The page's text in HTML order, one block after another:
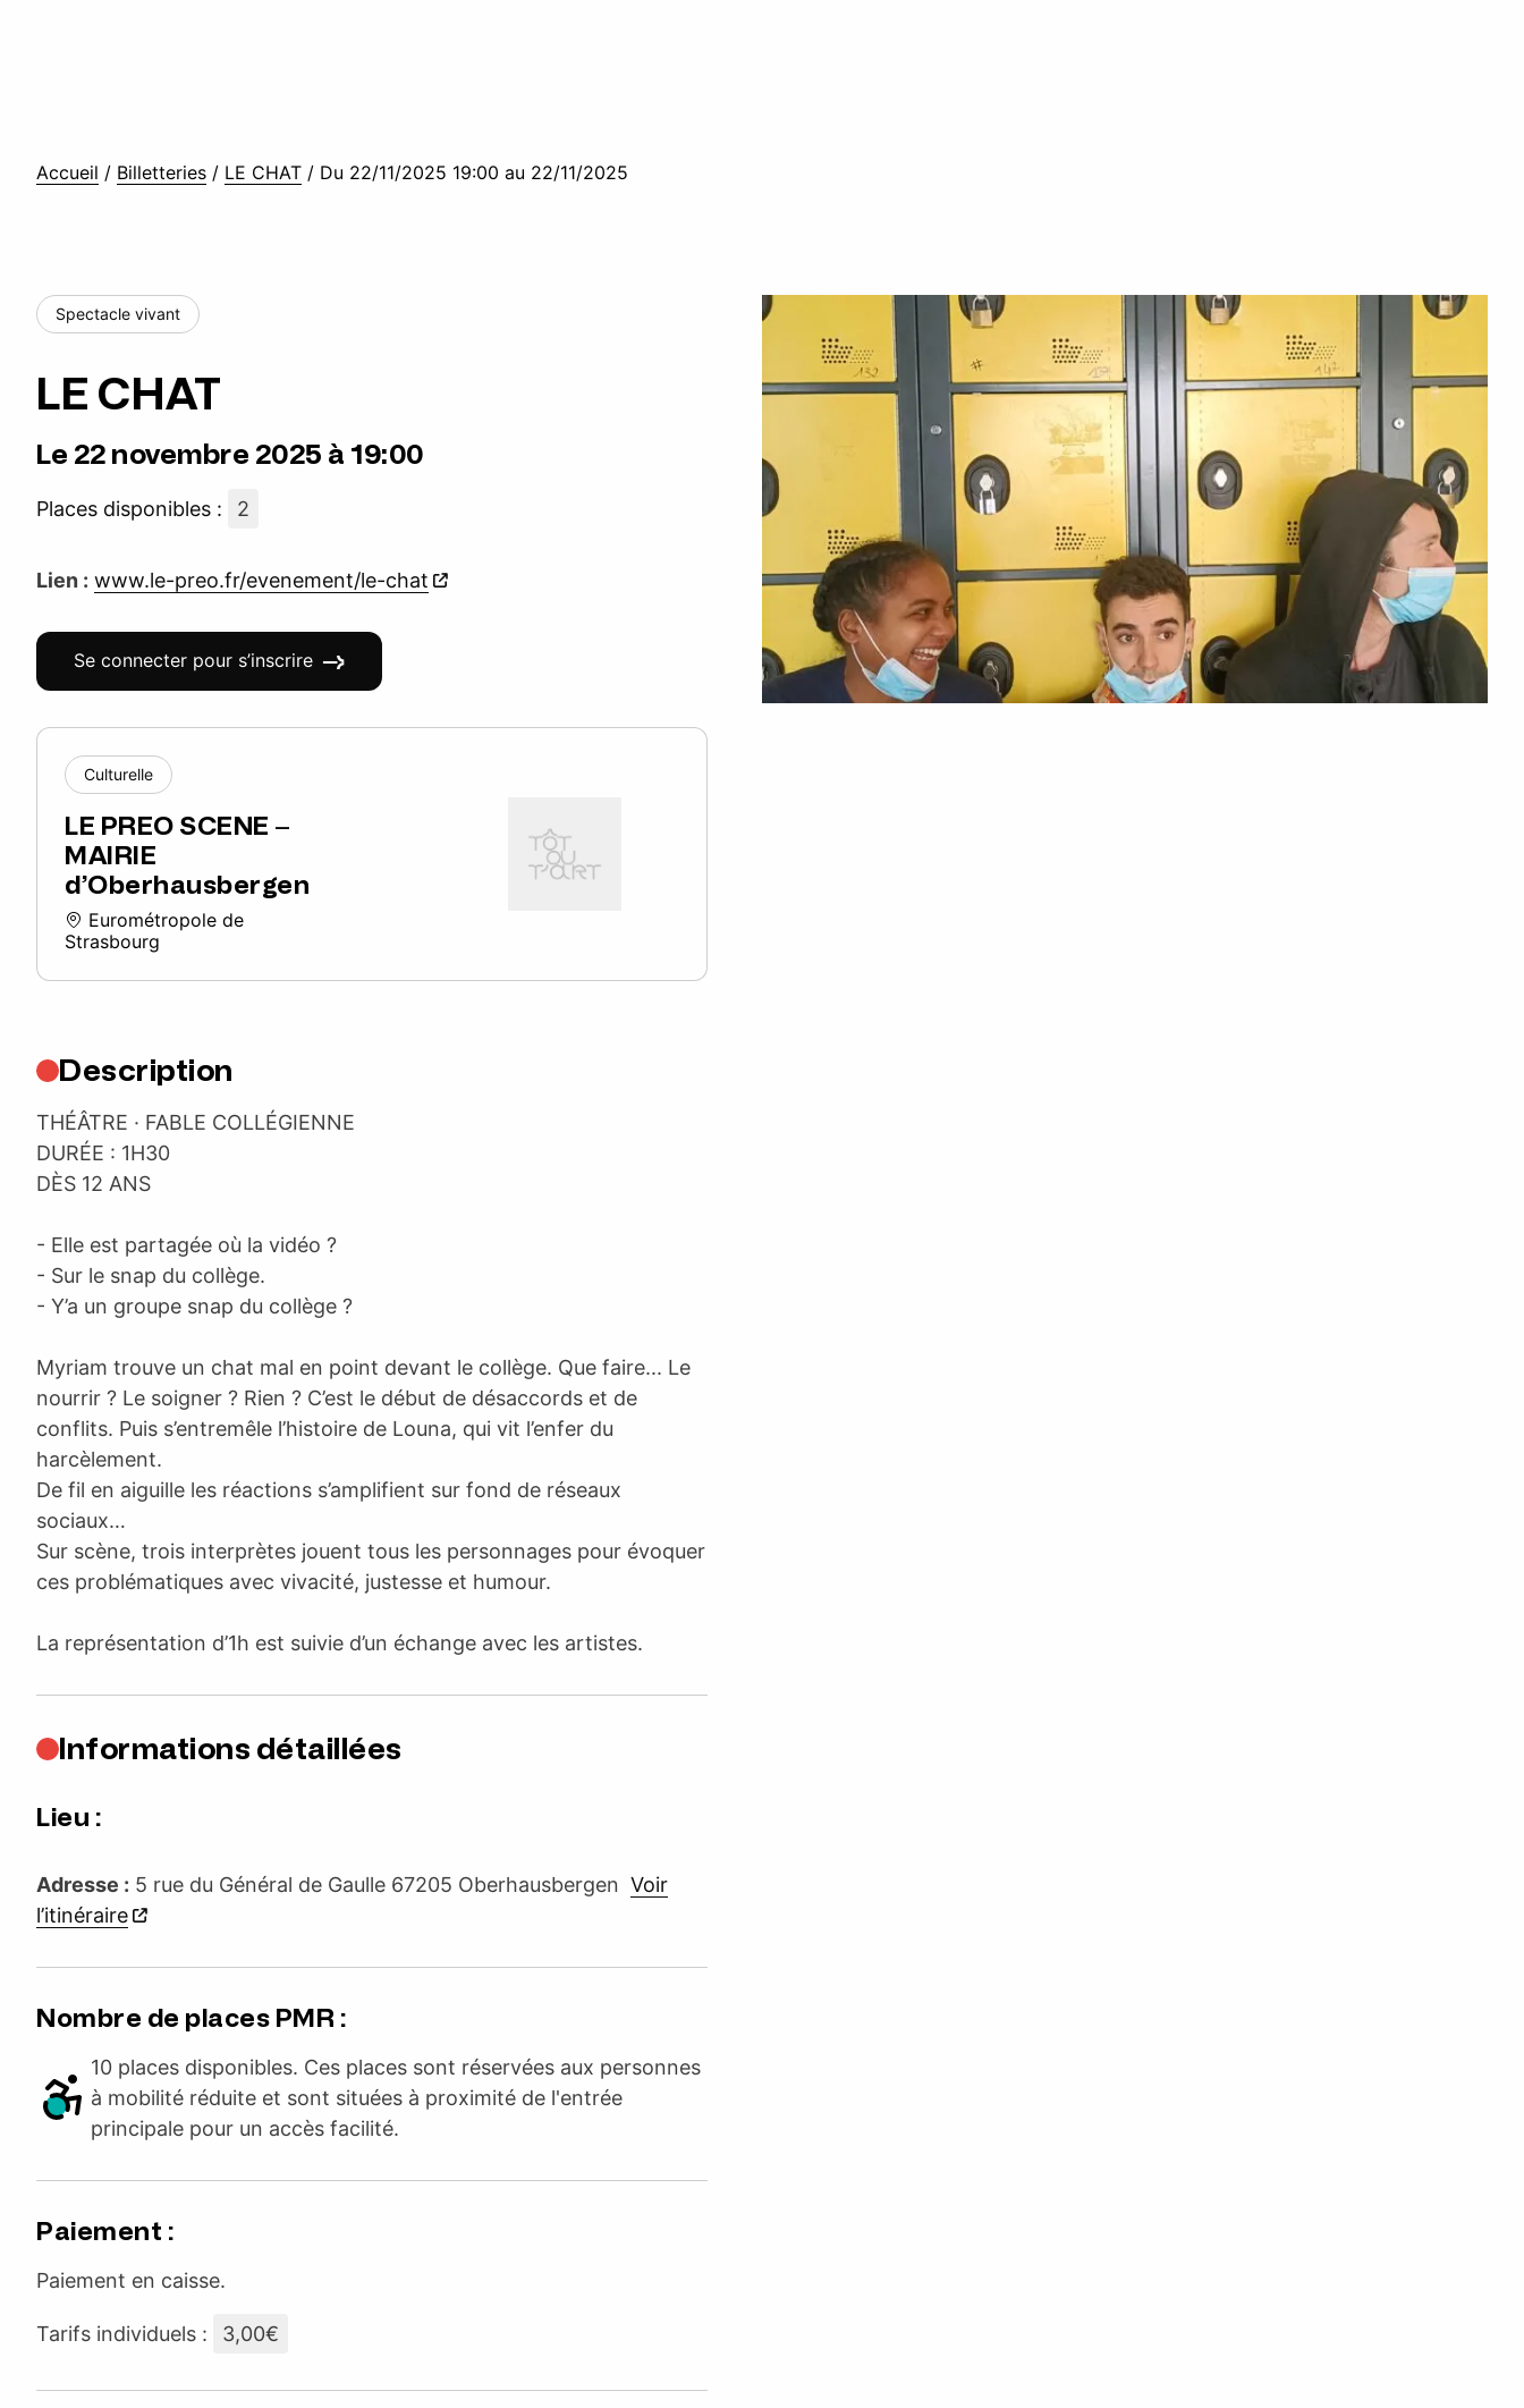
Accueil / Billetteries / LE CHAT / Du 22/11/2025 19:00 au 22/11/2025
Spectacle vivant
LE CHAT
Le 22 novembre 2025 à 19:00
Places disponibles : 2
Lien : www.le-preo.fr/evenement/le-chat
Se connecter pour s’inscrire
Culturelle
LE PREO SCENE –
MAIRIE
d’Oberhausbergen
Eurométropole de
Strasbourg
Description
THÉÂTRE · FABLE COLLÉGIENNE
DURÉE : 1H30
DÈS 12 ANS
- Elle est partagée où la vidéo ?
- Sur le snap du collège.
- Y’a un groupe snap du collège ?
Myriam trouve un chat mal en point devant le collège. Que faire... Le
nourrir ? Le soigner ? Rien ? C’est le début de désaccords et de
conflits. Puis s’entremêle l’histoire de Louna, qui vit l’enfer du
harcèlement.
De fil en aiguille les réactions s’amplifient sur fond de réseaux
sociaux…
Sur scène, trois interprètes jouent tous les personnages pour évoquer
ces problématiques avec vivacité, justesse et humour.
La représentation d’1h est suivie d’un échange avec les artistes.
Informations détaillées
Lieu :
Adresse : 5 rue du Général de Gaulle 67205 Oberhausbergen Voir
l’itinéraire
Nombre de places PMR :
10 places disponibles. Ces places sont réservées aux personnes
à mobilité réduite et sont situées à proximité de l'entrée
principale pour un accès facilité.
Paiement :
Paiement en caisse.
Tarifs individuels : 3,00€